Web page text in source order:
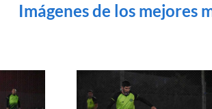
Imágenes de los mejores